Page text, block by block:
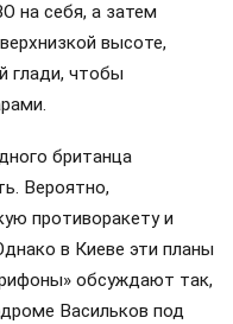
на себя, а затем
высоте,
глади, чтобы
британца
Вероятно,
противоракету и
в Киеве эти планы
обсуждают так,
Васильков под